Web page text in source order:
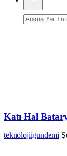
Katı Hal
teknolojiigundemi